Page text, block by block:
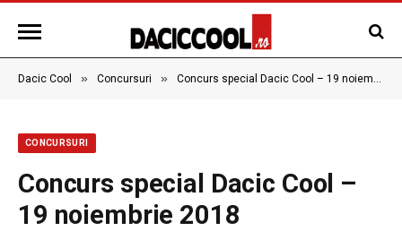
Dacic Cool » Concursuri » Concurs special Dacic Cool – 19 noiembrie 2018
CONCURSURI
Concurs special Dacic Cool –
19 noiembrie 2018